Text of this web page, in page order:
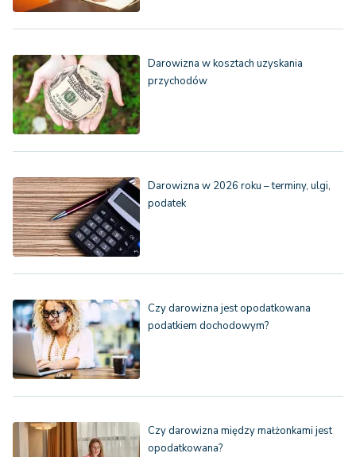
Darowizna w kosztach uzyskania
przychodów
Darowizna w 2026 roku – terminy, ulgi,
podatek
Czy darowizna jest opodatkowana
podatkiem dochodowym?
Czy darowizna między małżonkami jest
opodatkowana?